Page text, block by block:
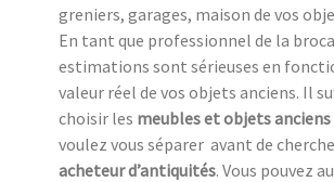
greniers, garages, maison de vos
En tant que professionnel de la
estimations sont sérieuses en
valeur réel de vos objets anciens. Il
choisir les meubles et objets anciens
voulez vous séparer avant de
acheteur d’antiquités. Vous pouvez